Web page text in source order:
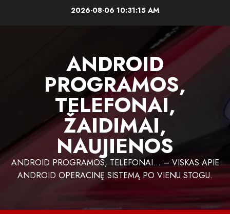
2026-08-06 10:31:16 AM
ANDROID
PROGRAMOS,
TELEFONAI,
ŽAIDIMAI,
NAUJIENOS
ANDROID PROGRAMOS, TELEFONAI… – VISKAS APIE
ANDROID OPERACINĘ SISTEMĄ PO VIENU STOGU.